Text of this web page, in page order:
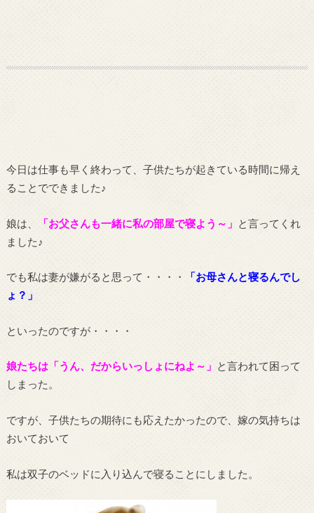
今日は仕事も早く終わって、子供たちが起きている時間に帰え
ることでできました♪
娘は、 「お父さんも一緒に私の部屋で寝よう～」 と言ってくれ
ました♪
でも私は妻が嫌がると思って・・・・
「お母さんと寝るんでし
ょ？」
といったのですが・・・・
娘たちは「うん、だからいっしょにねよ～」 と言われて困って
しまった。
ですが、子供たちの期待にも応えたかったので、嫁の気持ちは
おいておいて
私は双子のベッドに入り込んで寝ることにしました。